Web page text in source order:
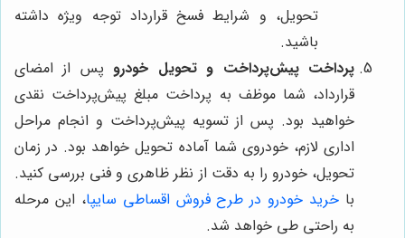
تحویل، و شرایط فسخ قرارداد توجه ویژه داشته
باشید.
پرداخت پیش‌پرداخت و تحویل خودرو پس از امضای
قرارداد، شما موظف به پرداخت مبلغ پیش‌پرداخت نقدی
خواهید بود. پس از تسویه پیش‌پرداخت و انجام مراحل
اداری لازم، خودروی شما آماده تحویل خواهد بود. در زمان
تحویل، خودرو را به دقت از نظر ظاهری و فنی بررسی کنید.
با خرید خودرو در طرح فروش اقساطی سایپا، این مرحله
به راحتی طی خواهد شد.